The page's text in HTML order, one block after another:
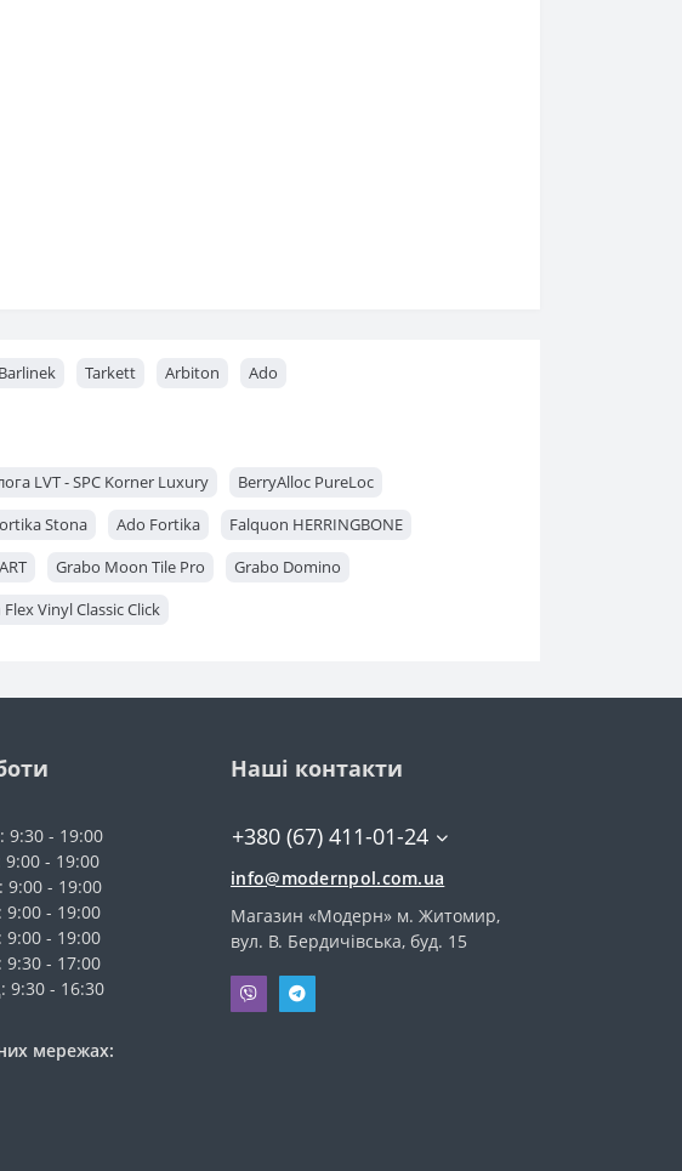
Barlinek Tarkett Arbiton Ado
LVT - SPC Korner Luxury
BerryAlloc PureLoc
Stona Ado Fortika
Falquon HERRINGBONE
Grabo Moon Tile Pro
Grabo Domino
Vinyl Classic Click
9:30 - 19:00
9:00 - 19:00
9:00 - 19:00
9:00 - 19:00
9:00 - 19:00
9:30 - 17:00
9:30 - 16:30
мережах:
Наші контакти
+380 (67) 411-01-24
info@modernpol.com.ua
Магазин «Модерн» м. Житомир,
вул. В. Бердичівська, буд. 15